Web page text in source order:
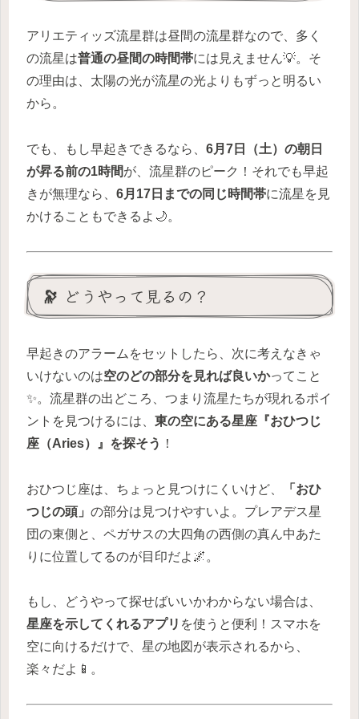
アリエティッズ流星群は昼間の流星群なので、多く
の流星は普通の昼間の時間帯には見えません💡。そ
の理由は、太陽の光が流星の光よりもずっと明るい
から。
でも、もし早起きできるなら、 6月7日（土）の朝日
が昇る前の1時間が、流星群のピーク！それでも早起
きが無理なら、 6月17日までの同じ時間帯に流星を見
かけることもできるよ🌙。
🔭 どうやって見るの？
早起きのアラームをセットしたら、次に考えなきゃ
いけないのは空のどの部分を見れば良いかってこと
✨。流星群の出どころ、つまり流星たちが現れるポイ
ントを見つけるには、 東の空にある星座『おひつじ
座（Aries）』を探そう ！
おひつじ座は、ちょっと見つけにくいけど、
「おひ
つじの頭」 の部分は見つけやすいよ。プレアデス星
団の東側と、ペガサスの大四角の西側の真ん中あた
りに位置してるのが目印だよ🌌。
もし、どうやって探せばいいかわからない場合は、
星座を示してくれるアプリ を使うと便利！スマホを
空に向けるだけで、星の地図が表示されるから、
楽々だよ📱。